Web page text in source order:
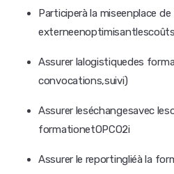
Participerà la miseenplace
Assurer lalogistiquedes
convocations,suivi)
Assurer leséchangesavec
formationetOPCO2i
Assurer le reportingliéà la